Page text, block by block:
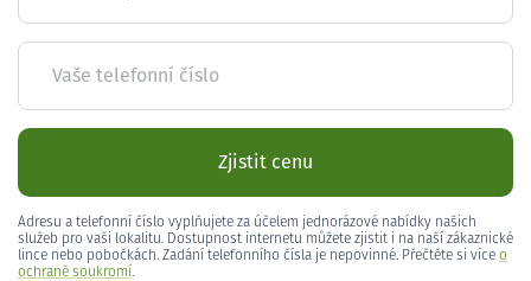
Vaše telefonní číslo
Zjistit cenu
Adresu a telefonní číslo vyplňujete za účelem jednorázové nabídky našich
služeb pro vaši lokalitu. Dostupnost internetu můžete zjistit i na naší zákaznické
lince nebo pobočkách. Zadání telefonního čísla je nepovinné. Přečtěte si více o
ochraně soukromí.